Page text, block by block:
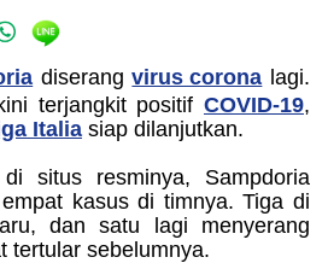
diserangvirus corona lagi.
terjangkit positif COVID-19,
Italia siap dilanjutkan.
situs resminya, Sampdoria
kasus di timnya. Tiga di
dan satu lagi menyerang
tertular sebelumnya.